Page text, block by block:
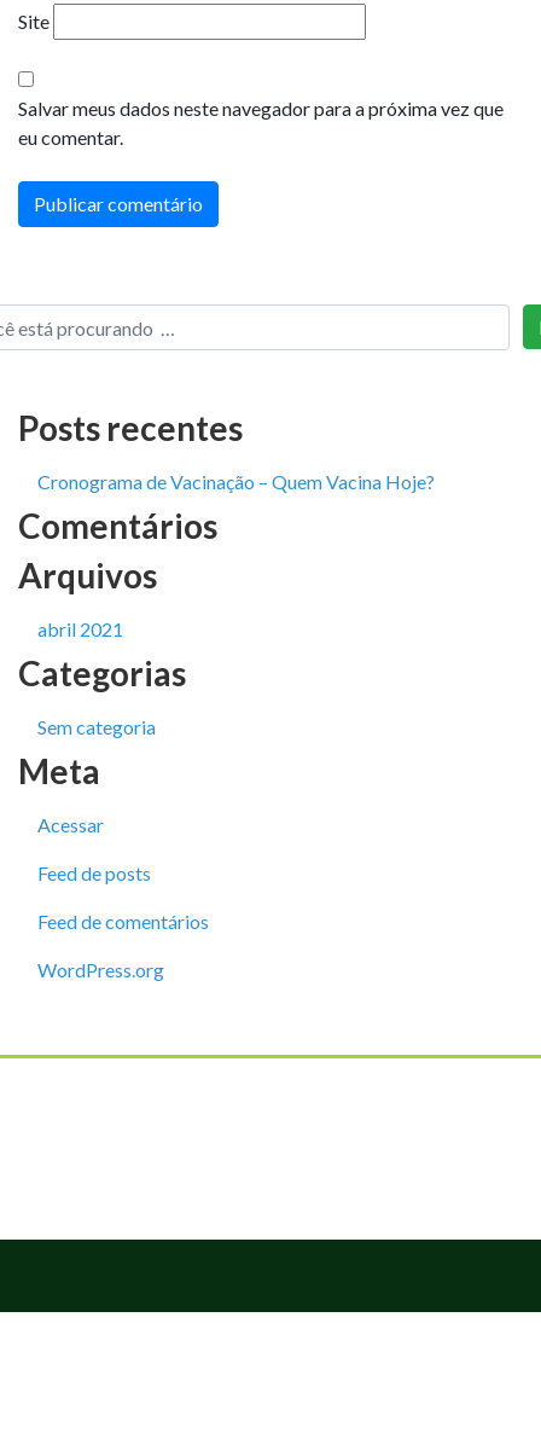
Site
Salvar meus dados neste navegador para a próxima vez que
eu comentar.
Posts recentes
Cronograma de Vacinação – Quem Vacina Hoje?
Comentários
Arquivos
abril 2021
Categorias
Sem categoria
Meta
Acessar
Feed de posts
Feed de comentários
WordPress.org